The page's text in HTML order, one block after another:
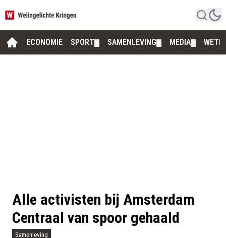
ECONOMIE SPORT SAMENLEVING MEDIA
Alle activisten bij Amsterdam
Centraal van spoor gehaald
Samenleving